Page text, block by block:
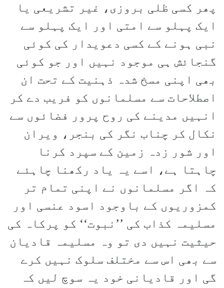
پھر کسی ظلی بروزی، غیر تشریعی یا
ایک پہلو سے امتی اور ایک پہلو سے
نبی ہونے کے کسی دعویدار کی کوئی
گنجائش ہی موجود نہیں اور جو کوئی
بھی اپنی مسخ شدہ ذہنیت کے تحت ان
اصطلاحات سے مسلمانوں کو فریب دے کر
انہیں مدینے کی روح پرور فضائوں سے
نکال کر چناب نگر کی بنجر، ویران
اور شور زدہ زمین کے سپرد کرنا
چاہتا ہے، اسے یہ یاد رکھنا چاہئے
کہ اگر مسلمانوں نے اپنی تمام تر
کمزوریوں کے باوجود اسود عنسی اور
مسلیمہ کذاب کی ’’نبوت‘‘ کو پرکاہ کی
حیثیت نہیں دی تو وہ مسلیمہ قادیان
سے بھی اس سے مختلف سلوک نہیں کرے
گی اور قادیانی خود یہ سوچ لیں کہ